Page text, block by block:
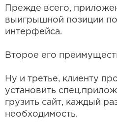
Прежде всего,
выигрышной позиции
интерфейса.
Второе его
Ну и третье, клиенту
установить
грузить сайт, каждый
необходимость.